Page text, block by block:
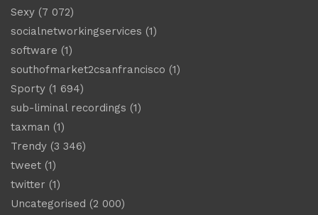
Sexy (7 072)
socialnetworkingservices (1)
software (1)
southofmarket2csanfrancisco (1)
Sporty (1 694)
sub-liminal recordings (1)
taxman (1)
Trendy (3 346)
tweet (1)
twitter (1)
Uncategorised (2 000)